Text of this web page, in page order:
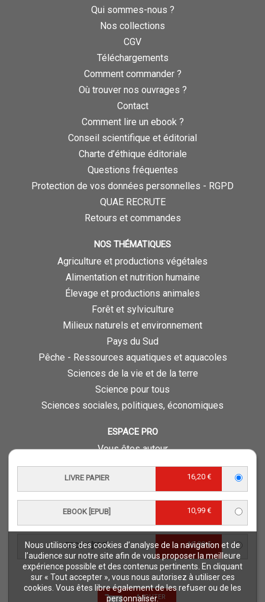
Nous utilisons des cookies d’analyse de la navigation et de
l’audience sur notre site afin de vous proposer la meilleure
expérience possible et des contenus pertinents. En cliquant
sur « Tout accepter », vous nous autorisez à utiliser ces
cookies. Vous êtes libre également de les refuser ou de les
personnaliser.
LIVRE PAPIER 16,20 €
EBOOK [EPUB] 10,99 €
EBOOK [PDF] 10,99 €
AJOUTER
Qui sommes-nous ?
Nos collections
CGV
Téléchargements
Comment commander ?
Où trouver nos ouvrages ?
Contact
Comment lire un ebook ?
Conseil scientifique et éditorial
Charte d’éthique éditoriale
Questions fréquentes
Protection de vos données personnelles - RGPD
QUAE RECRUTE
Retours et commandes
NOS THÉMATIQUES
Agriculture et productions végétales
Alimentation et nutrition humaine
Élevage et productions animales
Forêt et sylviculture
Milieux naturels et environnement
Pays du Sud
Pêche - Ressources aquatiques et aquacoles
Sciences de la vie et de la terre
Science pour tous
Sciences sociales, politiques, économiques
ESPACE PRO
Vous êtes auteur
Vous êtes journaliste
Vous êtes libraire
Foreign rights
Procédure d'évaluation
NOTRE SITE
Quae © 2018
Mentions légales